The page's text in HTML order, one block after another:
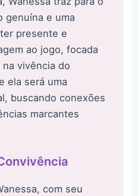
genuína e uma
presente e
ao jogo, focada
vivência do
ela será uma
buscando conexões
marcantes
com seu